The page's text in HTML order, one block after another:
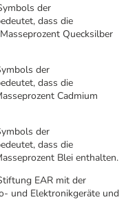
der
dass die
Quecksilber
der
dass die
Cadmium
der
dass die
Blei enthalten.
EAR mit der
und Elektronikgeräte und